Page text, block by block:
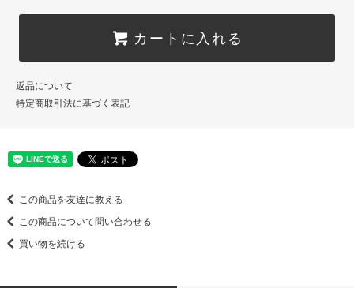
カートに入れる
返品について
特定商取引法に基づく表記
この商品を友達に教える
この商品について問い合わせる
買い物を続ける